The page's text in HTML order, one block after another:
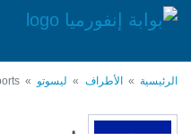
تجاوز
الرئيسي
الرئيسية الأطراف ليسوتو National Reports